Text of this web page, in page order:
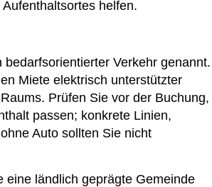
helfen.
Verkehr genannt.
Miete elektrisch unterstützter
Prüfen Sie vor der Buchung,
passen; konkrete Linien,
Auto sollten Sie nicht
eine ländlich geprägte Gemeinde